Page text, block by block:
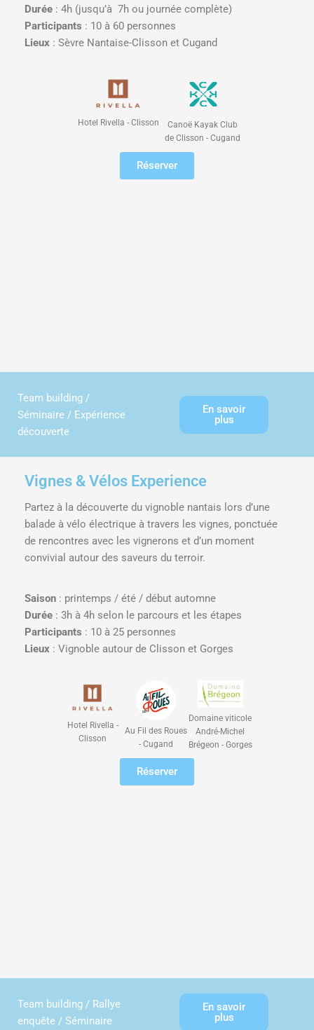
Durée : 4h (jusqu’à 7h ou journée complète)
Participants : 10 à 60 personnes
Lieux : Sèvre Nantaise-Clisson et Cugand
Hotel Rivella - Clisson
Canoë Kayak Club
de Clisson - Cugand
Réserver
Team building /
Séminaire / Expérience
découverte
En savoir
plus
Vignes & Vélos Experience
Partez à la découverte du vignoble nantais lors d’une
balade à vélo électrique à travers les vignes, ponctuée
de rencontres avec les vignerons et d’un moment
convivial autour des saveurs du terroir.
Saison : printemps / été / début automne
Durée : 3h à 4h selon le parcours et les étapes
Participants : 10 à 25 personnes
Lieux : Vignoble autour de Clisson et Gorges
Hotel Rivella -
Clisson
Au Fil des Roues
- Cugand
Domaine viticole
André-Michel
Brégeon - Gorges
Réserver
Team building / Rallye
enquête / Séminaire
En savoir
plus